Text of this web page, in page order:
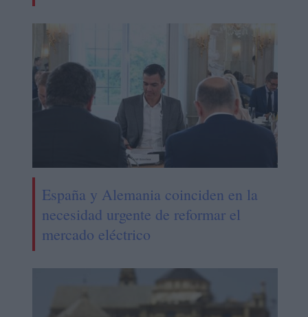
España y Alemania coinciden en la
necesidad urgente de reformar el
mercado eléctrico